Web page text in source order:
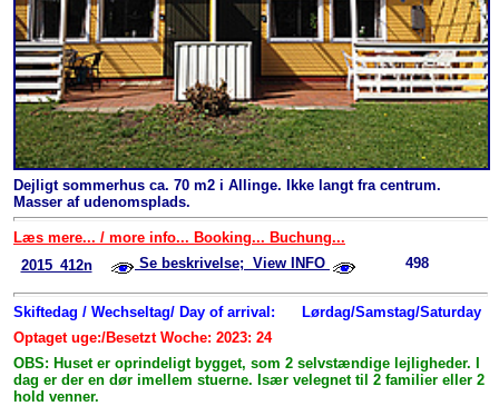
Dejligt sommerhus ca. 70 m2 i Allinge. Ikke langt fra centrum.
Masser af udenomsplads.
Læs mere... / more info... Booking... Buchung...
2015_412n
Se beskrivelse; View INFO 498
Skiftedag / Wechseltag/ Day of arrival:
Lørdag/Samstag/Saturday
Optaget uge:/Besetzt Woche: 2023: 24
OBS: Huset er oprindeligt bygget, som 2 selvstændige lejligheder. I
dag er der en dør imellem stuerne. Især velegnet til 2 familier eller 2
hold venner.